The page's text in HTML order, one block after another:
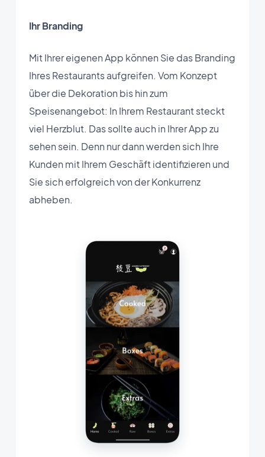
Ihr Branding
Mit Ihrer eigenen App können Sie das Branding
Ihres Restaurants aufgreifen. Vom Konzept
über die Dekoration bis hin zum
Speisenangebot: In Ihrem Restaurant steckt
viel Herzblut. Das sollte auch in Ihrer App zu
sehen sein. Denn nur dann werden sich Ihre
Kunden mit Ihrem Geschäft identifizieren und
Sie sich erfolgreich von der Konkurrenz
abheben.